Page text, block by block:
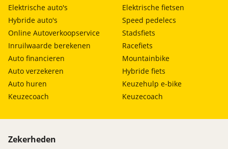
Elektrische auto's
Hybride auto's
Online Autoverkoopservice
Inruilwaarde berekenen
Auto financieren
Auto verzekeren
Auto huren
Keuzecoach
Elektrische fietsen
Speed pedelecs
Stadsfiets
Racefiets
Mountainbike
Hybride fiets
Keuzehulp e-bike
Keuzecoach
Zekerheden